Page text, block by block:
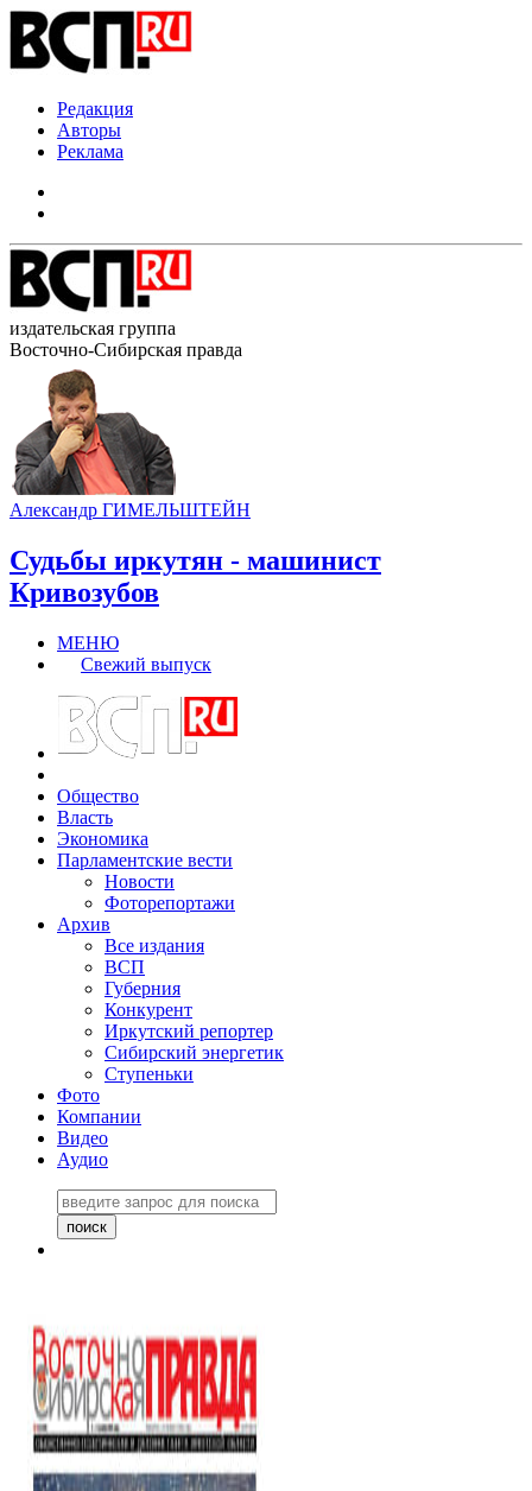
Редакция
Авторы
Реклама
издательская группа
Восточно-Сибирская правда
Александр ГИМЕЛЬШТЕЙН
Судьбы иркутян - машинист
Кривозубов
МЕНЮ
Свежий выпуск
Общество
Власть
Экономика
Парламентские вести
Новости
Фоторепортажи
Архив
Все издания
ВСП
Губерния
Конкурент
Иркутский репортер
Сибирский энергетик
Ступеньки
Фото
Компании
Видео
Аудио